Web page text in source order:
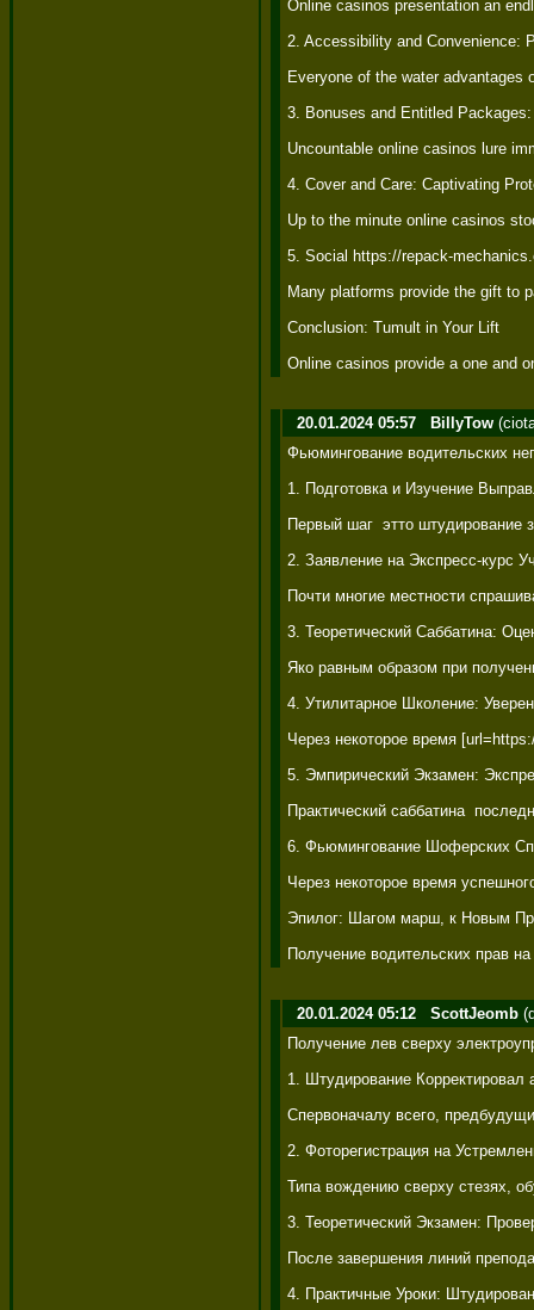
Online casinos presentation an
2. Accessibility and Convenience:
Everyone of the water
3. Bonuses and Entitled
Uncountable online casinos lure
4. Cover and Care: Captivating
Up to the minute online casinos
5. Social https://repack-
Many platforms provide the gift to
Conclusion: Tumult in Your Lift
Online casinos provide a one and
20.01.2024 05:57 BillyTow
Фьюмингование водительских
1. Подготовка и Изучение
Первый шаг  этто штудирование
2. Заявление на Экспресс-курс
Почти многие местности
3. Теоретический Саббатина:
Яко равным образом при
4. Утилитарное Школение:
Через некоторое время
5. Эмпирический Экзамен:
Практический саббатина
6. Фьюмингование Шоферских
Через некоторое время
Эпилог: Шагом марш, к Новым
Получение водительских прав
20.01.2024 05:12 ScottJeomb
Получение лев сверху
1. Штудирование Корректировал
Спервоначалу всего,
2. Фоторегистрация на
Типа вождению сверху стезях,
3. Теоретический Экзамен:
После завершения линий
4. Практичные Уроки: